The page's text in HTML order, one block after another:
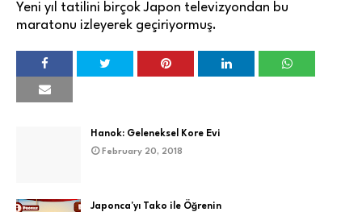
Yeni yıl tatilini birçok Japon televizyondan bu
maratonu izleyerek geçiriyormuş.
Hanok: Geleneksel Kore Evi
February 20, 2018
Japonca'yı Tako ile Öğrenin